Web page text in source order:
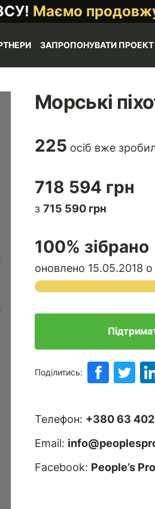
Маємо
ЗАПРОПОНУВАТИ ПРОЕКТ
Морські
225 осіб вже
718 594 грн
з 715 590 грн
100% зібрано
оновлено 15.05.2018 о
Поділитись:
Телефон: +380 63
Email:
Facebook: People’s